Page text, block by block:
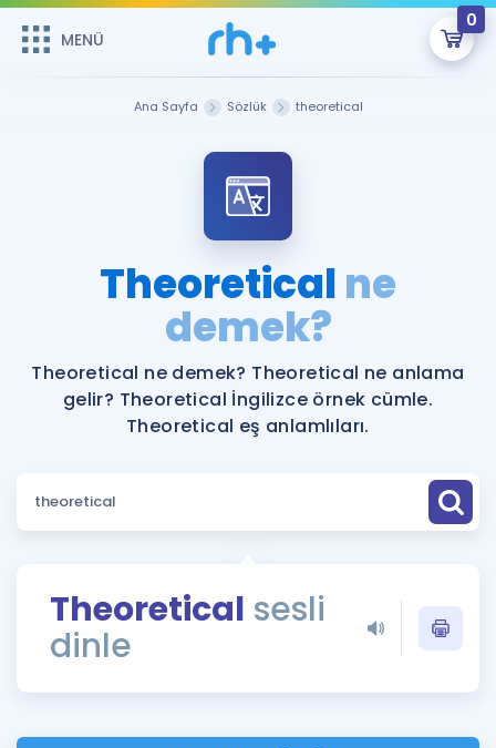
MENÜ
0
Şifremi Hatırlamıyorum
Sepetin Şu An Boş.
Remzi Hoca ile seni sınava hazırlayacak onlarca eğitim seni
bekliyor!
MENÜ
Katılımcı Görüşleri
Faydalı Araçlar
Ücretsiz Kaynaklar
ÖSYM Sınav Takvimi
Kampanyalar
İngilizce Gramer
Ana Sayfa Sözlük theoretical
Theoreticalne
demek?
Theoretical ne demek? Theoretical ne anlama
gelir? Theoretical İngilizce örnek cümle.
Theoretical eş anlamlıları.
Theoretical sesli
dinle